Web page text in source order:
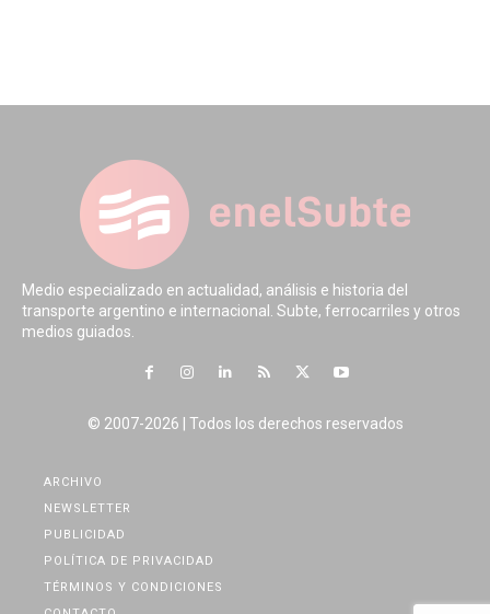
Medio especializado en actualidad, análisis e historia del
transporte argentino e internacional. Subte, ferrocarriles y otros
medios guiados.
© 2007-2026 | Todos los derechos reservados
ARCHIVO
NEWSLETTER
PUBLICIDAD
POLÍTICA DE PRIVACIDAD
TÉRMINOS Y CONDICIONES